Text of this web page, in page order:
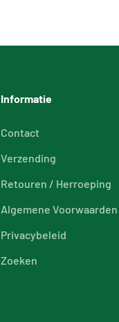
Informatie
Contact
Verzending
Retouren / Herroeping
Algemene Voorwaarden
Privacybeleid
Zoeken